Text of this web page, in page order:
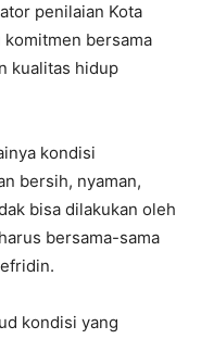
penilaian Kota
komitmen bersama
kualitas hidup
kondisi
bersih, nyaman,
bisa dilakukan oleh
bersama-sama
kondisi yang